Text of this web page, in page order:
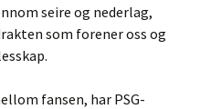
seire og nederlag,
som forener oss og
fansen, har PSG-